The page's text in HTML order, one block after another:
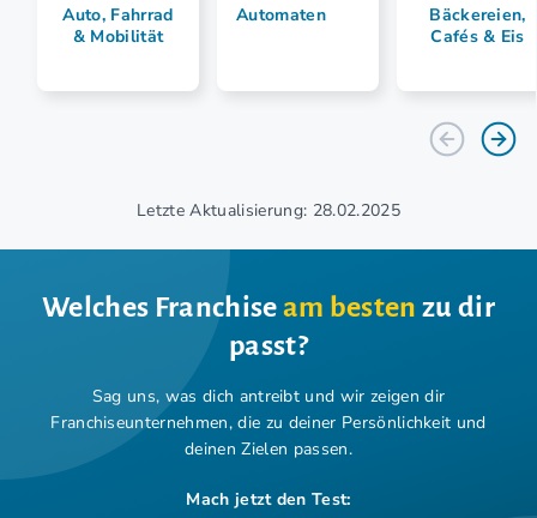
Auto, Fahrrad
& Mobilität
Automaten
Bäckereien,
Cafés & Eis
Letzte Aktualisierung: 28.02.2025
Welches Franchiseam besten zu dir
passt?
Sag uns, was dich antreibt und wir zeigen dir
Franchiseunternehmen, die zu deiner Persönlichkeit und
deinen Zielen passen.
Mach jetzt den Test: